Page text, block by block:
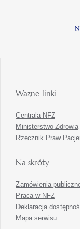
Ważne linki
Centrala NFZ
Ministerstwo Zdrowia
Rzecznik Praw
Na skróty
Zamówienia
Praca w NFZ
Deklaracja
Mapa serwisu